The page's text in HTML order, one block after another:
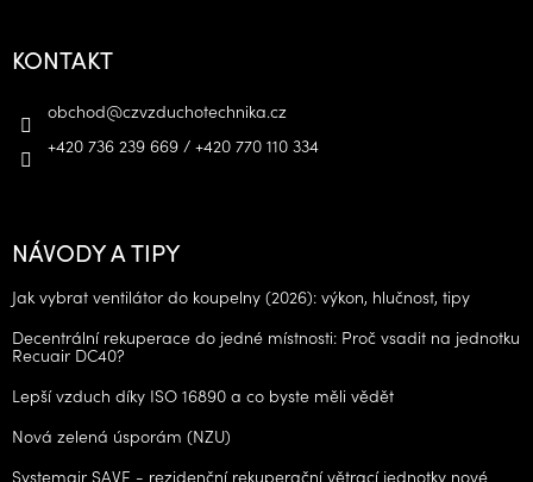
KONTAKT
obchod@czvzduchotechnika.cz
+420 736 239 669 / +420 770 110 334
NÁVODY A TIPY
Jak vybrat ventilátor do koupelny (2026): výkon, hlučnost, tipy
Decentrální rekuperace do jedné místnosti: Proč vsadit na jednotku
Recuair DC40?
Lepší vzduch díky ISO 16890 a co byste měli vědět
Nová zelená úsporám (NZU)
Systemair SAVE - rezidenční rekuperační větrací jednotky nové